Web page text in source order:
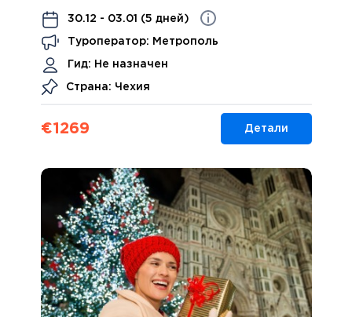
30.12 - 03.01 (5 дней)
Туроператор: Метрополь
Гид: Не назначен
Страна: Чехия
€1269 Детали